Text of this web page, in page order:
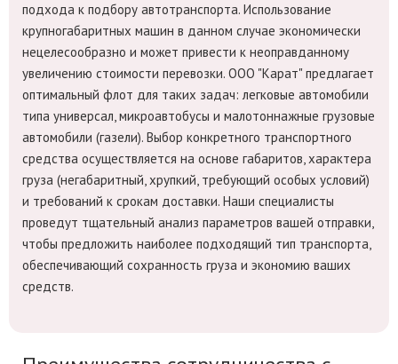
подхода к подбору автотранспорта. Использование
крупногабаритных машин в данном случае экономически
нецелесообразно и может привести к неоправданному
увеличению стоимости перевозки. ООО "Карат" предлагает
оптимальный флот для таких задач: легковые автомобили
типа универсал, микроавтобусы и малотоннажные грузовые
автомобили (газели). Выбор конкретного транспортного
средства осуществляется на основе габаритов, характера
груза (негабаритный, хрупкий, требующий особых условий)
и требований к срокам доставки. Наши специалисты
проведут тщательный анализ параметров вашей отправки,
чтобы предложить наиболее подходящий тип транспорта,
обеспечивающий сохранность груза и экономию ваших
средств.